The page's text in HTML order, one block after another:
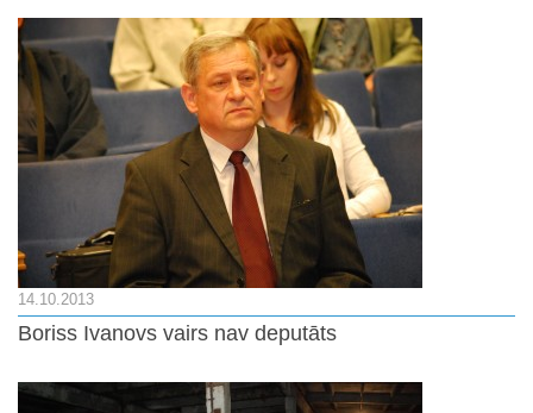
14.10.2013
Boriss Ivanovs vairs nav deputāts